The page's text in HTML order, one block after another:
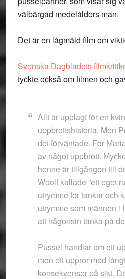
välbärgad medelålders man.
Det är en lågmäld film om
Svenska Dagbladets
tyckte också om filmen och
Allt är upplagt för en
uppbrottshistoria. Men
det förväntade. För
av något uppbrott.
henne är tillgången till
Woolf kallade ”ett eget
utrymme för tankar och
utrymme som männen i
att någonsin tänka på
Pussel handlar om ett
men ett uppror med
konsekvenser på sikt.